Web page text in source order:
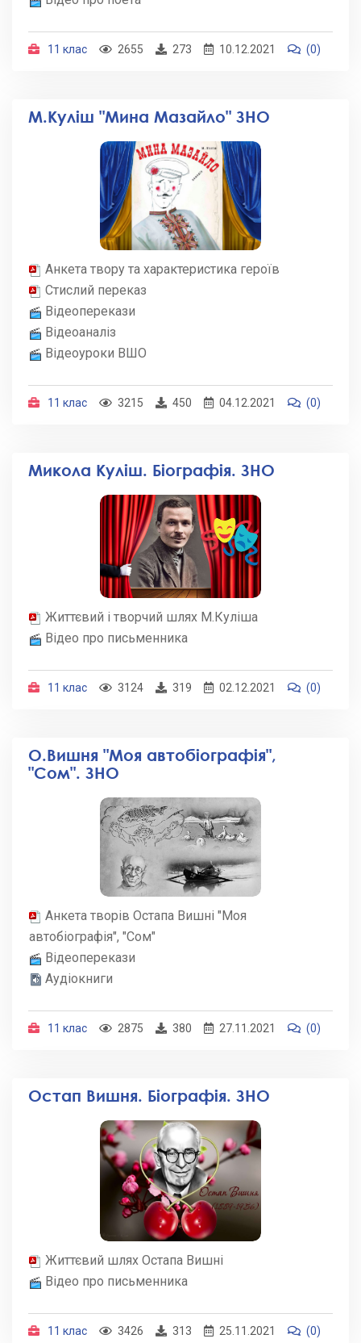
11 клас 2655 273 10.12.2021 (0)
М.Куліш "Мина Мазайло" ЗНО
Анкета твору та характеристика героїв
Стислий переказ
Відеоперекази
Відеоаналіз
Відеоуроки ВШО
11 клас 3215 450 04.12.2021 (0)
Микола Куліш. Біографія. ЗНО
Життєвий і творчий шлях М.Куліша
Відео про письменника
11 клас 3124 319 02.12.2021 (0)
О.Вишня "Моя автобіографія",
"Сом". ЗНО
Анкета творів Остапа Вишні "Моя
автобіографія", "Сом"
Відеоперекази
Аудіокниги
11 клас 2875 380 27.11.2021 (0)
Остап Вишня. Біографія. ЗНО
Життєвий шлях Остапа Вишні
Відео про письменника
11 клас 3426 313 25.11.2021 (0)